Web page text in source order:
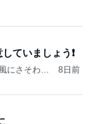
ていましょう❗️
にさそわれ
8日前